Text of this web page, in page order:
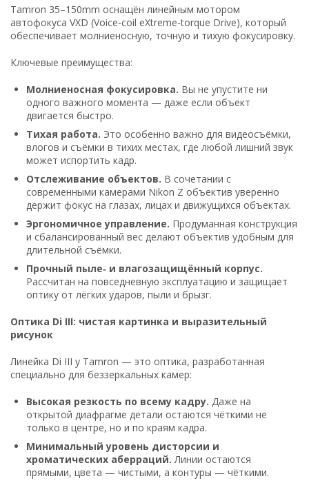
Tamron 35–150mm оснащён линейным мотором
автофокуса VXD (Voice-coil eXtreme-torque Drive), который
обеспечивает молниеносную, точную и тихую фокусировку.
Ключевые преимущества:
Молниеносная фокусировка. Вы не упустите ни
одного важного момента — даже если объект
двигается быстро.
Тихая работа. Это особенно важно для видеосъёмки,
влогов и съёмки в тихих местах, где любой лишний звук
может испортить кадр.
Отслеживание объектов. В сочетании с
современными камерами Nikon Z объектив уверенно
держит фокус на глазах, лицах и движущихся объектах.
Эргономичное управление. Продуманная конструкция
и сбалансированный вес делают объектив удобным для
длительной съёмки.
Прочный пыле‑ и влагозащищённый корпус.
Рассчитан на повседневную эксплуатацию и защищает
оптику от лёгких ударов, пыли и брызг.
Оптика Di III: чистая картинка и выразительный
рисунок
Линейка Di III у Tamron — это оптика, разработанная
специально для беззеркальных камер:
Высокая резкость по всему кадру. Даже на
открытой диафрагме детали остаются чёткими не
только в центре, но и по краям кадра.
Минимальный уровень дисторсии и
хроматических аберраций. Линии остаются
прямыми, цвета — чистыми, а контуры — чёткими.